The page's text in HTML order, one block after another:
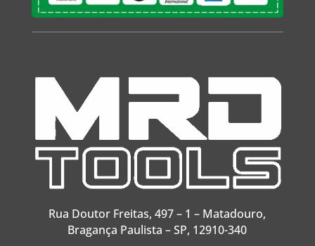
Rua Doutor Freitas, 497 – 1 – Matadouro,
Bragança Paulista – SP, 12910-340